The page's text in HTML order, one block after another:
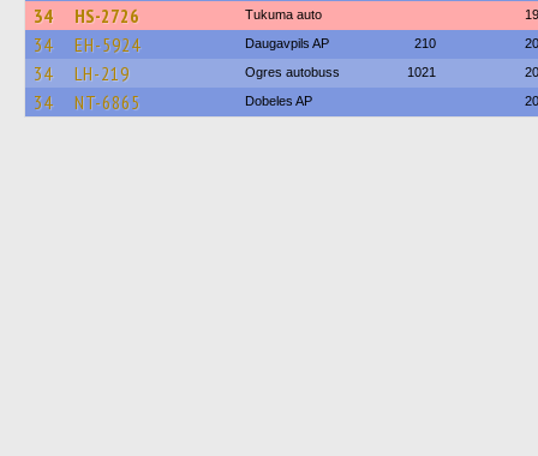
34 HS-2726 Tukuma auto
34 EH-5924 Daugavpils AP 210
34 LH-219 Ogres autobuss 1021
34 NT-6865 Dobeles AP